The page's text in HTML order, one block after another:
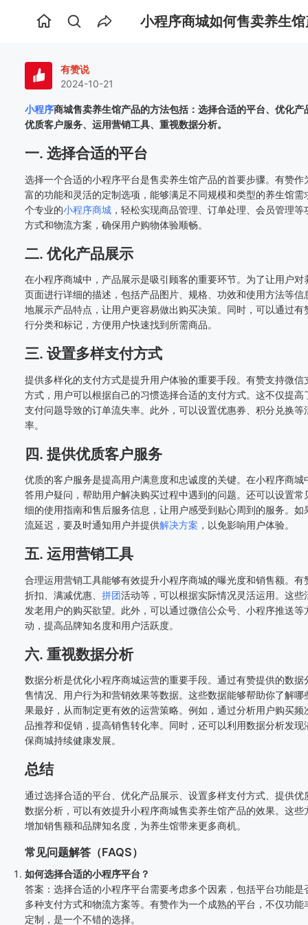
首
小程序商城如何售卖养生
有赞说
2024-10-21
小程序商城售卖养生馆产品的方法包括：选择合适的平台、优化
优质客户服务、运用营销工具、重视数据分析。
一. 选择合适的平台
选择一个合适的小程序平台是售卖养生馆产品的首要步骤。有赞
富的功能和灵活的定制选项，能够满足不同规模和类型的养生馆
个专业的小程序商城 ，轻松实现商品管理、订单处理、会员管理
方式和物流方案，确保用户购物体验顺畅。
二. 优化产品展示
在小程序商城中，产品展示是吸引顾客的重要环节。为了让用户
页面进行详细的描述，包括产品图片、规格、功效和使用方法等
地展示产品特点，让用户更容易做出购买决策。同时，可以通过
行分类和标记，方便用户快速找到所需商品。
三. 设置多样支付方式
提供多样化的支付方式是提升用户体验的重要手段。有赞支持微信
方式，用户可以根据自己的习惯选择合适的支付方式。这不仅提
支付问题导致的订单流失率。此外，可以设置优惠券、积分兑换
率。
四. 提供优质客户服务
优质的客户服务是提高用户满意度和忠诚度的关键。在小程序商
答用户疑问，帮助用户解决购买过程中遇到的问题。还可以设置
细的使用指南和售后服务信息，让用户感受到贴心周到的服务。
流延迟，要及时通知用户并提供解决方案 ，以免影响用户体验。
五. 运用营销工具
合理运用营销工具能够有效提升小程序商城的曝光度和销售额。
折扣、满减优惠、 拼团活动等，可以根据实际情况灵活运用。这
发老用户的购买欲望。此外，可以通过微信公众号、小程序推送
动，提高品牌知名度和用户活跃度。
六. 重视数据分析
数据分析是优化小程序商城运营的重要手段。通过有赞提供的数
售情况、用户行为和营销效果等数据。这些数据能够帮助你了解
果最好，从而制定更有效的运营策略。例如，通过分析用户购买
品推荐和促销，提高销售转化率。同时，还可以利用数据分析发
保商城持续健康发展。
总结
通过选择合适的平台、优化产品展示、设置多样支付方式、提供
数据分析，可以有效提升小程序商城售卖养生馆产品的效果。这
增加销售额和品牌知名度，为养生馆带来更多商机。
常见问题解答（FAQS）
如何选择合适的小程序平台？
答案：选择合适的小程序平台需要考虑多个因素，包括平台功能
多种支付方式和物流方案等。有赞作为一个成熟的平台，不仅功
定制，是一个不错的选择。